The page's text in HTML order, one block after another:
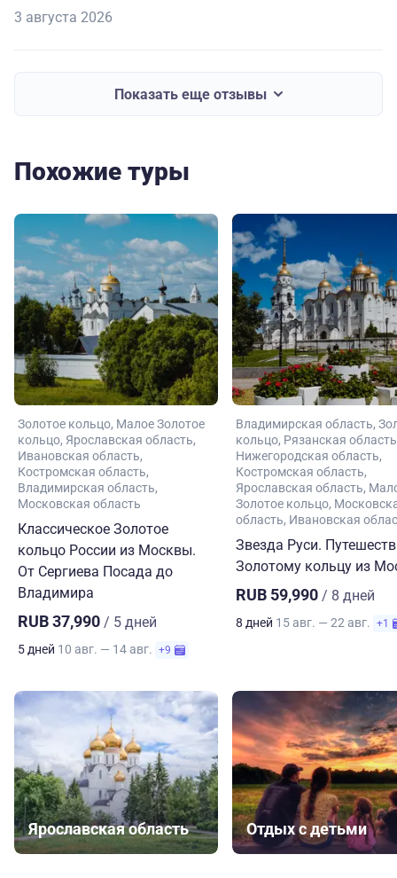
3 августа 2026
Показать еще отзывы
Похожие туры
Золотое кольцо Малое Золотое
кольцо Ярославская область
Ивановская область
Костромская область
Владимирская область
Московская область
Классическое Золотое
кольцо России из Москвы.
От Сергиева Посада до
Владимира
RUB 37,990 / 5 дней
5 дней 10 авг. — 14 авг. +9
Владимирская область
кольцо Рязанская область
Нижегородская область
Костромская область
Ярославская область
Золотое кольцо
область Ивановская
Звезда Руси.
Золотому кольцу из
RUB 59,990 / 8 дней
8 дней 15 авг. — 22 авг. +1
Ярославская область Отдых с детьми